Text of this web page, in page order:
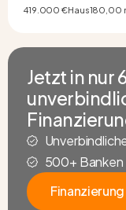
419.000 €Haus180,00
Jetzt in nur
500+ Banken